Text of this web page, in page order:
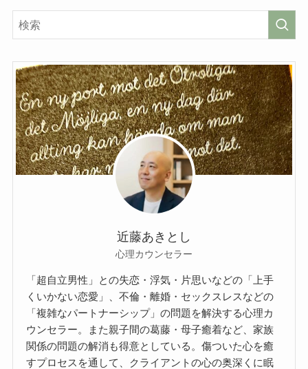
近藤あきとし
心理カウンセラー
「超自立男性」との失恋・浮気・片思いなどの「上手
くいかない恋愛」、不倫・離婚・セックスレスなどの
「複雑なパートナーシップ」の問題を解決する心理カ
ウンセラー。また親子間の葛藤・母子癒着など、家族
関係の問題の解消も得意としている。傷ついた心を癒
すプロセスを通して、クライアントの心の奥深くに眠